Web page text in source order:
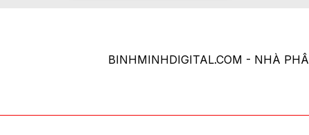
chọn
được
BINHMINHDIGITAL.COM - NHÀ